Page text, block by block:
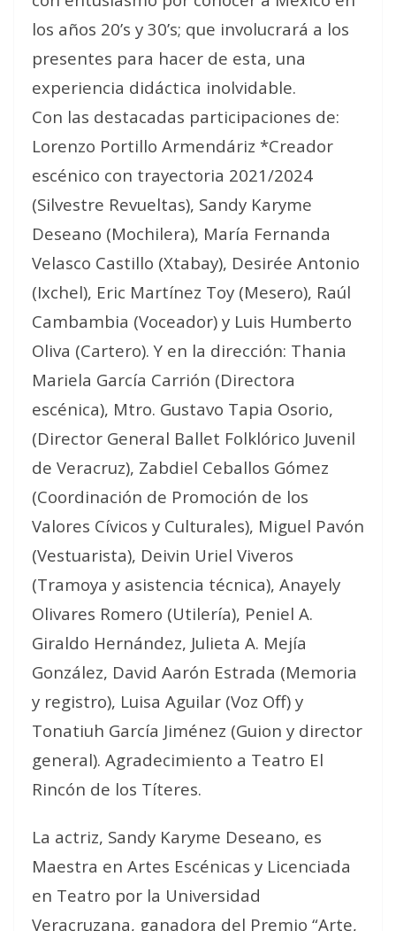
los años 20’s y 30’s; que involucrará a los
presentes para hacer de esta, una
experiencia didáctica inolvidable.
Con las destacadas participaciones de:
Lorenzo Portillo Armendáriz *Creador
escénico con trayectoria 2021/2024
(Silvestre Revueltas), Sandy Karyme
Deseano (Mochilera), María Fernanda
Velasco Castillo (Xtabay), Desirée Antonio
(Ixchel), Eric Martínez Toy (Mesero), Raúl
Cambambia (Voceador) y Luis Humberto
Oliva (Cartero). Y en la dirección: Thania
Mariela García Carrión (Directora
escénica), Mtro. Gustavo Tapia Osorio,
(Director General Ballet Folklórico Juvenil
de Veracruz), Zabdiel Ceballos Gómez
(Coordinación de Promoción de los
Valores Cívicos y Culturales), Miguel Pavón
(Vestuarista), Deivin Uriel Viveros
(Tramoya y asistencia técnica), Anayely
Olivares Romero (Utilería), Peniel A.
Giraldo Hernández, Julieta A. Mejía
González, David Aarón Estrada (Memoria
y registro), Luisa Aguilar (Voz Off) y
Tonatiuh García Jiménez (Guion y director
general). Agradecimiento a Teatro El
Rincón de los Títeres.
La actriz, Sandy Karyme Deseano, es
Maestra en Artes Escénicas y Licenciada
en Teatro por la Universidad
Veracruzana, ganadora del Premio “Arte,